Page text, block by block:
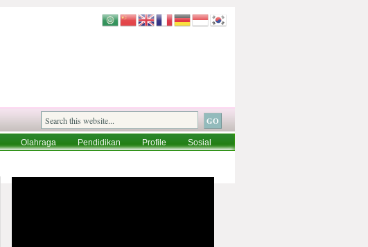
Olahraga Pendidikan Profile
Sosial